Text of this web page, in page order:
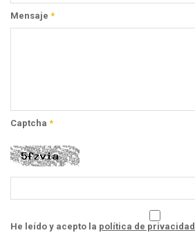
Mensaje *
Captcha *
He leído y acepto la política de privacidad